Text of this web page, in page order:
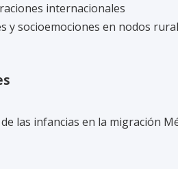
internacionales
y socioemociones en nodos
las infancias en la migración